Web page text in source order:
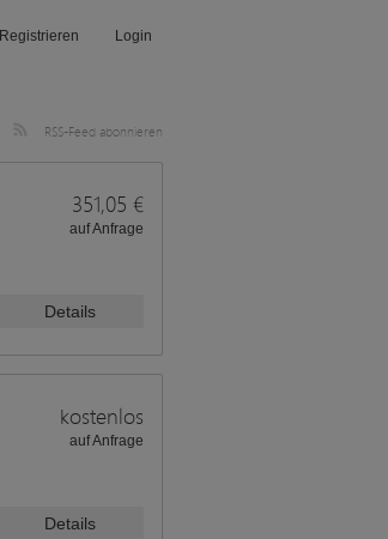
Registrieren Login
RSS-Feed abonnieren
351,05 €
auf Anfrage
Details
kostenlos
auf Anfrage
Details